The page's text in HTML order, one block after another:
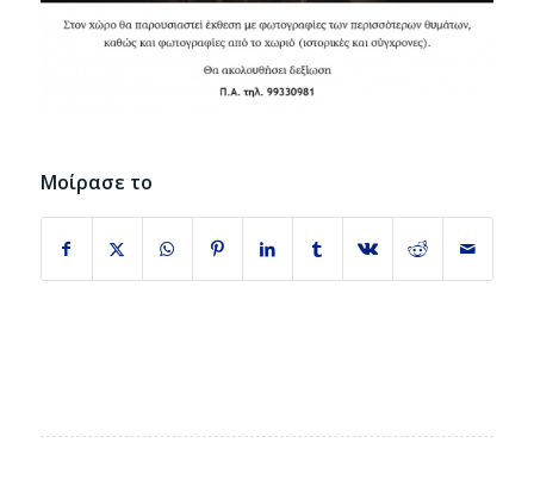
Μοίρασε το